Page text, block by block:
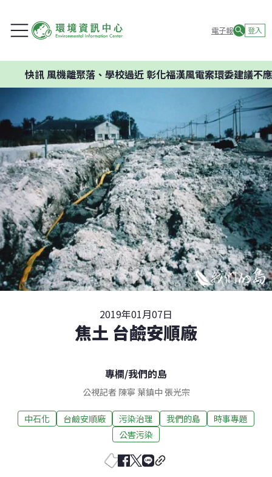
電子報 登入
離聚落、學校過近 彰化福漢風電案環委建議不應開發
2019年01月07日
焦土 台鹼安順廠
專欄/我們的島
公視記者 陳寧 葉鎮中 張光宗
中石化 台鹼安順廠 污染治理 我們的島
時事專題
公害污染